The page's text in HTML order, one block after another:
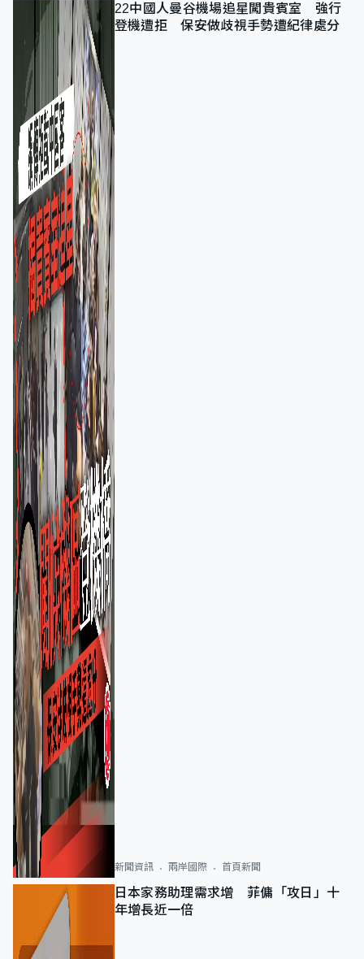
22中國人曼谷機場追星闖貴賓室 強行
登機遭拒 保安做歧視手勢遭紀律處分
新聞資訊 兩岸國際 首頁新聞
日本家務助理需求增 菲傭「攻日」十
年增長近一倍